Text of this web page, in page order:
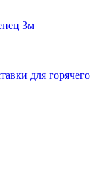
3м
для горячего